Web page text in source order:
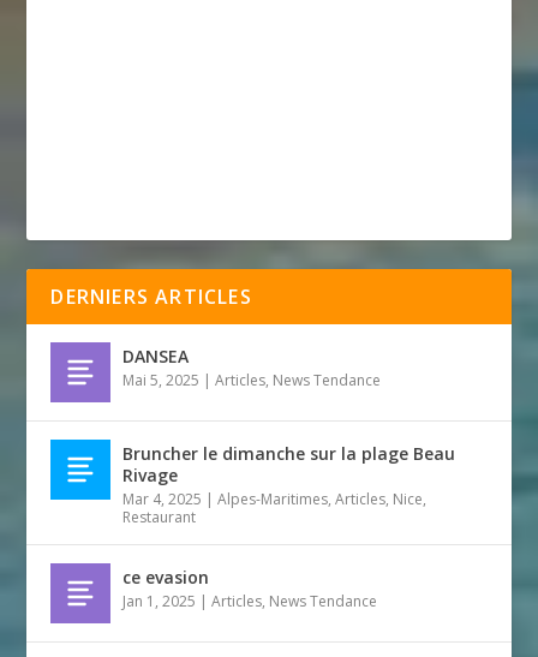
DERNIERS ARTICLES
DANSEA
Mai 5, 2025 |Articles, News Tendance
Bruncher le dimanche sur la plage Beau
Rivage
Mar 4, 2025 |Alpes-Maritimes,Articles, Nice,
Restaurant
ce evasion
Jan 1, 2025 |Articles, News Tendance